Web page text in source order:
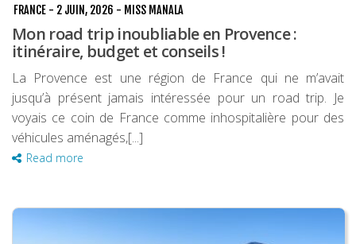
FRANCE - 2 JUIN, 2026 - MISS MANALA
Mon road trip inoubliable en Provence :
itinéraire, budget et conseils !
La Provence est une région de France qui ne m’avait
jusqu’à présent jamais intéressée pour un road trip. Je
voyais ce coin de France comme inhospitalière pour des
véhicules aménagés,[...]
Read more